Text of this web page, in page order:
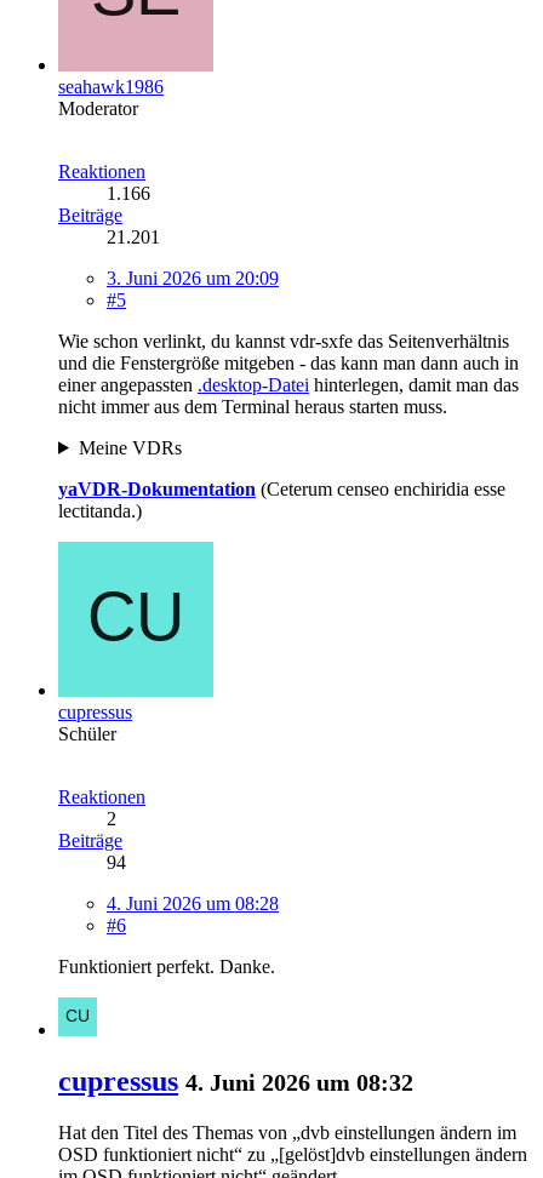
seahawk1986
Moderator
Reaktionen
1.166
Beiträge
21.201
3. Juni 2026 um 20:09
#5
Wie schon verlinkt, du kannst vdr-sxfe das Seitenverhältnis
und die Fenstergröße mitgeben - das kann man dann auch in
einer angepassten .desktop-Datei hinterlegen, damit man das
nicht immer aus dem Terminal heraus starten muss.
Meine VDRs
yaVDR-Dokumentation (Ceterum censeo enchiridia esse
lectitanda.)
cupressus
Schüler
Reaktionen
2
Beiträge
94
4. Juni 2026 um 08:28
#6
Funktioniert perfekt. Danke.
cupressus 4. Juni 2026 um 08:32
Hat den Titel des Themas von „dvb einstellungen ändern im
OSD funktioniert nicht“ zu „[gelöst]dvb einstellungen ändern